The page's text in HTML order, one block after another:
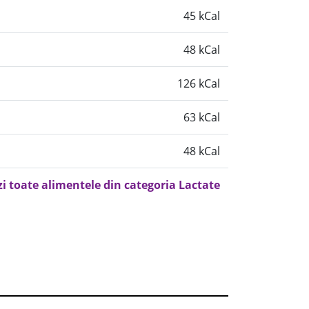
45 kCal
48 kCal
126 kCal
63 kCal
48 kCal
toate alimentele din categoria Lactate